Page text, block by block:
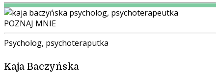
POZNAJ MNIE
Psycholog, psychoteraputka
Kaja Baczyńska